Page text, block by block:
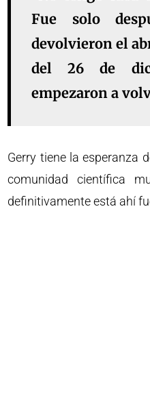
Fue solo
devolvieron el
del 26 de
empezaron a
Gerry tiene la esperanza
comunidad científica
definitivamente está ahí